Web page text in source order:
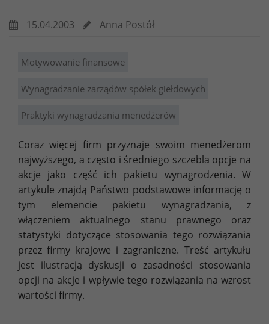
15.04.2003 Anna Postół
Motywowanie finansowe
Wynagradzanie zarządów spółek giełdowych
Praktyki wynagradzania menedżerów
Coraz więcej firm przyznaje swoim menedżerom
najwyższego, a często i średniego szczebla opcje na
akcje jako część ich pakietu wynagrodzenia. W
artykule znajdą Państwo podstawowe informację o
tym elemencie pakietu wynagradzania, z
włączeniem aktualnego stanu prawnego oraz
statystyki dotyczące stosowania tego rozwiązania
przez firmy krajowe i zagraniczne. Treść artykułu
jest ilustracją dyskusji o zasadności stosowania
opcji na akcje i wpływie tego rozwiązania na wzrost
wartości firmy.